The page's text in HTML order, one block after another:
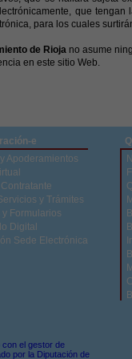
que
para los cuales
de Rioja no asume
en este sitio Web.
e
Apoderamientos
y Trámites
y Formularios
Digital
Sede Electrónica
con el gestor de
por la Diputación de